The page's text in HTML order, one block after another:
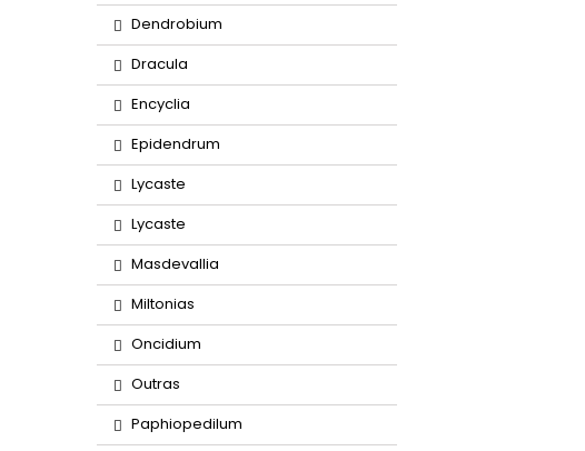
Dendrobium
Dracula
Encyclia
Epidendrum
Lycaste
Lycaste
Masdevallia
Miltonias
Oncidium
Outras
Paphiopedilum